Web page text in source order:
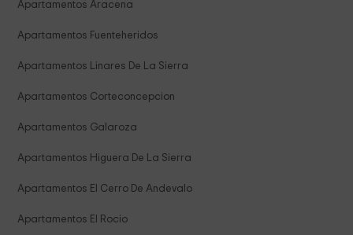
Apartamentos Aracena
Apartamentos Fuenteheridos
Apartamentos Linares De La Sierra
Apartamentos Corteconcepcion
Apartamentos Galaroza
Apartamentos Higuera De La Sierra
Apartamentos El Cerro De Andevalo
Apartamentos El Rocio